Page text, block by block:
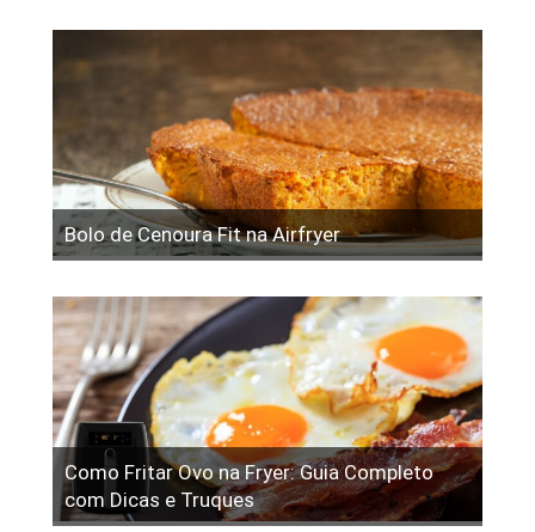
Bolo de Cenoura Fit na Airfryer
Como Fritar Ovo na Fryer: Guia Completo
com Dicas e Truques